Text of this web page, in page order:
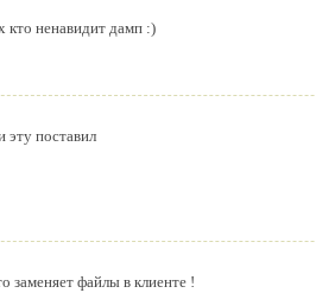
кто ненавидит дамп :)
эту поставил
заменяет файлы в клиенте !